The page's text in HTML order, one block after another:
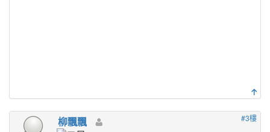
#3樓
柳飄飄